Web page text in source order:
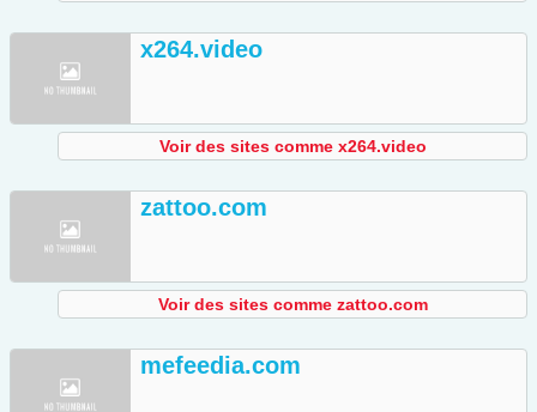
x264.video
Voir des sites comme x264.video
zattoo.com
Voir des sites comme zattoo.com
mefeedia.com